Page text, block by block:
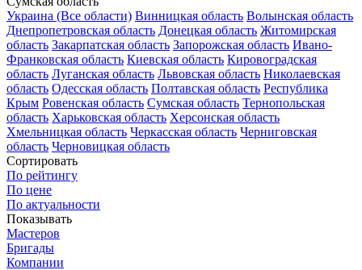
Украина (Все области) Винницкая область Волынская область
Днепропетровская область Донецкая область Житомирская
область Закарпатская область Запорожская область Ивано-
Франковская область Киевская область Кировоградская
область Луганская область Львовская область Николаевская
область Одесская область Полтавская область Республика
Крым Ровенская область Сумская область Тернопольская
область Харьковская область Херсонская область
Хмельницкая область Черкасская область Черниговская
область Черновицкая область
Сортировать
По рейтингу
По цене
По актуальности
Показывать
Мастеров
Бригады
Компании